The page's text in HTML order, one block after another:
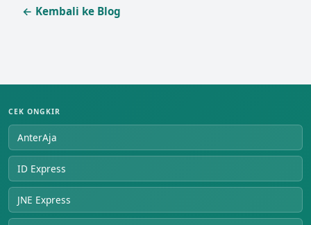
← Kembali ke Blog
CEK ONGKIR
AnterAja
ID Express
JNE Express